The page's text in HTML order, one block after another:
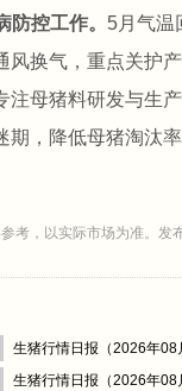
防控工作。 5月气温
风换气，重点关护产
注母猪料研发与生
期，降低母猪淘汰
考，以实际市场为准。发
生猪行情日报（2026年08
生猪行情日报（2026年08